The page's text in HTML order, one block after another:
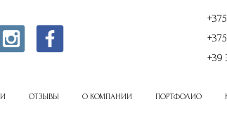
+39
ОТЗЫВЫ О КОМПАНИИ ПОРТФОЛИО